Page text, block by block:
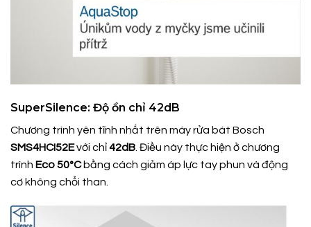
SuperSilence: Độ ồn chỉ 42dB
Chương trình yên tĩnh nhất trên máy rửa bát Bosch
SMS4HCI52Evới chỉ42dB . Điều này thực hiện ở chương
trình Eco 50°Cbằng cách giảm áp lực tay phun và động
cơ không chổi than.